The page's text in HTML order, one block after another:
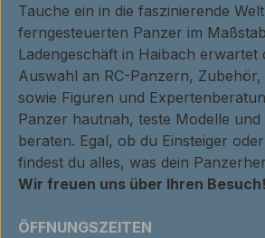
Tauche ein in die faszinierende
ferngesteuerten Panzer im
Ladengeschäft in Haibach erwartet
Auswahl an RC-Panzern, Zubehör,
sowie Figuren und
Panzer hautnah, teste Modelle
beraten. Egal, ob du Einsteiger
findest du alles, was dein
Wir freuen uns über Ihren Besuch!
ÖFFNUNGSZEITEN